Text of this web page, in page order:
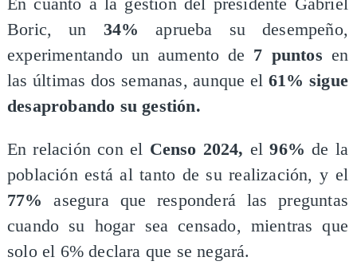
​En cuanto a la gestión del presidente Gabriel
Boric, un 34% aprueba su desempeño,
experimentando un aumento de 7 puntos en
las últimas dos semanas, aunque el 61% sigue
desaprobando su gestión.
​En relación con el Censo 2024, el 96%de la
población está al tanto de su realización, y el
77%
asegura que responderá las preguntas
cuando su hogar sea censado, mientras que
solo el 6% declara que se negará.